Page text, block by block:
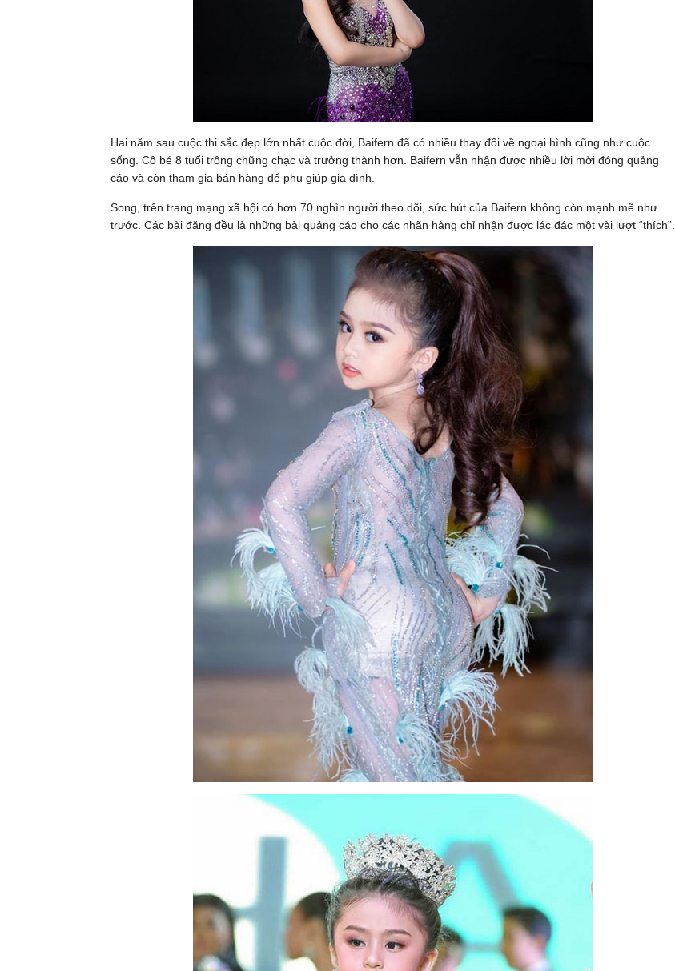
Hai năm sau cuộc thi sắc đẹp lớn nhất cuộc đời, Baifern đã có nhiều thay đổi về ngoại hình cũng như cuộc
sống. Cô bé 8 tuổi trông chững chạc và trưởng thành hơn. Baifern vẫn nhận được nhiều lời mời đóng quảng
cáo và còn tham gia bán hàng để phụ giúp gia đình.
Song, trên trang mạng xã hội có hơn 70 nghìn người theo dõi, sức hút của Baifern không còn mạnh mẽ như
trước. Các bài đăng đều là những bài quảng cáo cho các nhãn hàng chỉ nhận được lác đác một vài lượt “thích”.